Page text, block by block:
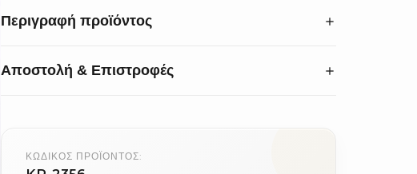
Περιγραφή προϊόντος
Αυτό το σετ λαμπάδων γάμου με κρυστάλλινα κηροπήγια,
Αποστολή & Επιστροφές
από την παραλαβή.
ΚΩΔΙΚΌΣ ΠΡΟΪΌΝΤΟΣ: